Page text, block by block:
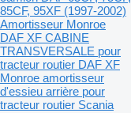
85CF, 95XF (1997-2002)
Amortisseur Monroe
DAF XF CABINE
TRANSVERSALE pour
tracteur routier DAF XF
Monroe amortisseur
d'essieu arrière pour
tracteur routier Scania